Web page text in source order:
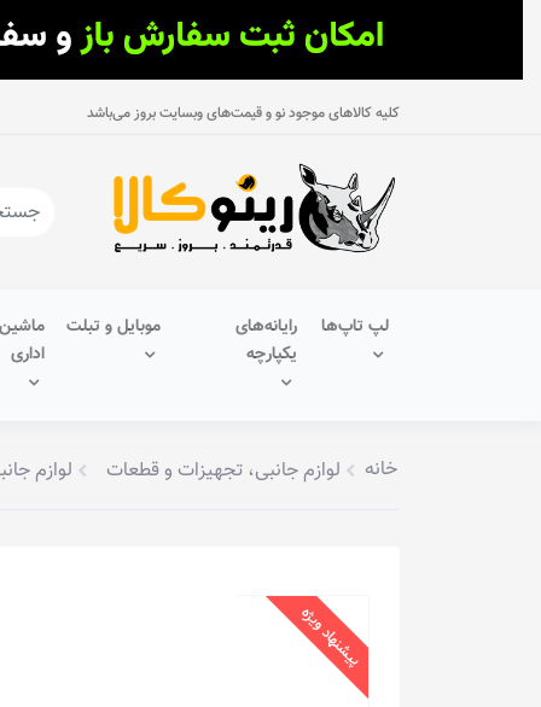
کلیه کالاهای موجود نو و قیمت‌های وبسایت بروز می‌باشد
لپ تاپ‌ها
رایانه‌های
یکپارچه
موبایل و تبلت
اداری
خانه لوازم جانبی، تجهیزات و قطعات لوازم
پیشنهاد ویژه